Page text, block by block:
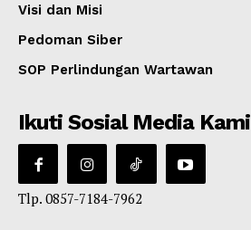
Visi dan Misi
Pedoman Siber
SOP Perlindungan Wartawan
Ikuti Sosial Media Kami
Tlp. 0857-7184-7962